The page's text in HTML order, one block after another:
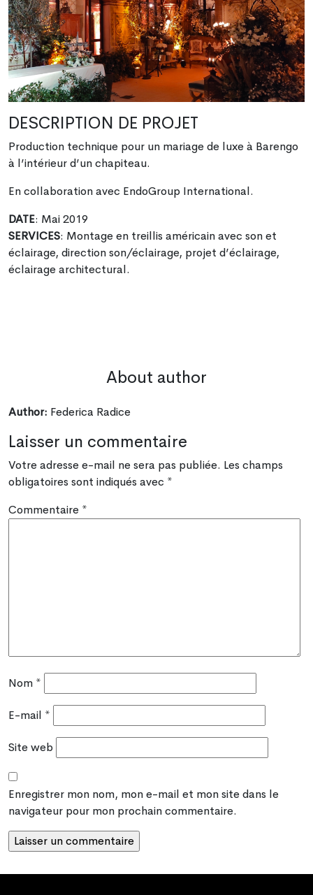
DESCRIPTION DE PROJET
Production technique pour un mariage de luxe à Barengo
à l’intérieur d’un chapiteau.
En collaboration avec EndoGroup International.
DATE: Mai 2019
SERVICES: Montage en treillis américain avec son et
éclairage, direction son/éclairage, projet d’éclairage,
éclairage architectural.
About author
Author: Federica Radice
Laisser un commentaire
Votre adresse e-mail ne sera pas publiée. Les champs
obligatoires sont indiqués avec *
Commentaire *
Nom *
E-mail *
Site web
Enregistrer mon nom, mon e-mail et mon site dans le
navigateur pour mon prochain commentaire.